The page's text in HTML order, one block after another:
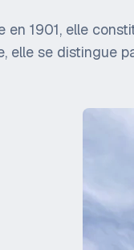
en 1901, elle
elle se distingue